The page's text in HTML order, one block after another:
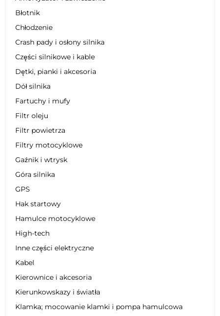
Błotnik
Chłodzenie
Crash pady i osłony silnika
Części silnikowe i kable
Dętki, pianki i akcesoria
Dół silnika
Fartuchy i mufy
Filtr oleju
Filtr powietrza
Filtry motocyklowe
Gaźnik i wtrysk
Góra silnika
GPS
Hak startowy
Hamulce motocyklowe
High-tech
Inne części elektryczne
Kabel
Kierownice i akcesoria
Kierunkowskazy i światła
Klamka; mocowanie klamki i pompa hamulcowa